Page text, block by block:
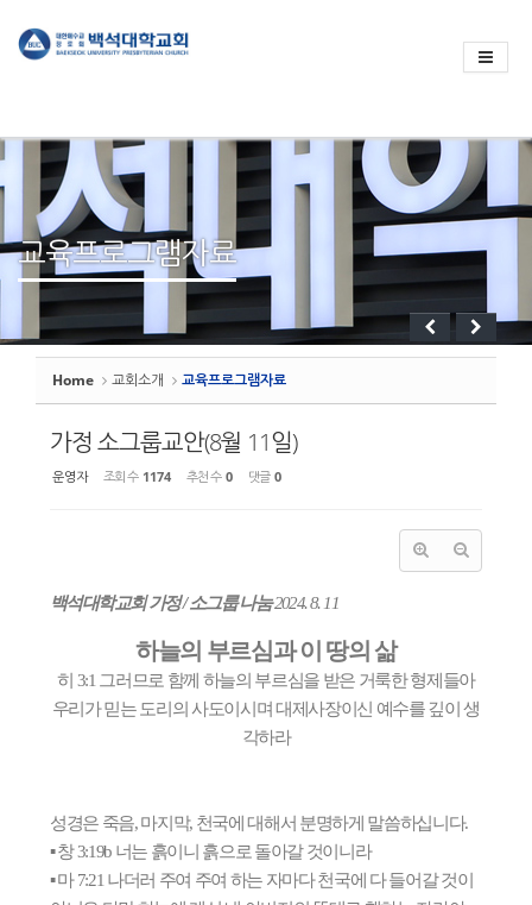
교육프로그램자료
Home 교회소개 교육프로그램자료
가정 소그룹교안(8월 11일)
운영자 조회 수 1174 추천 수 0 댓글 0
백석대학교회 가정/소그룹 나눔2024. 8. 11
하늘의 부르심과 이 땅의 삶
히 3:1 그러므로 함께 하늘의 부르심을 받은 거룩한 형제들아
우리가 믿는 도리의 사도이시며 대제사장이신 예수를 깊이 생
각하라
성경은 죽음,마지막, 천국에 대해서 분명하게 말씀하십니다.
▪창3:19b 너는 흙이니 흙으로 돌아갈 것이니라
▪마7:21 나더러 주여 주여 하는 자마다 천국에 다 들어갈 것이
스케치북5
스케치북5